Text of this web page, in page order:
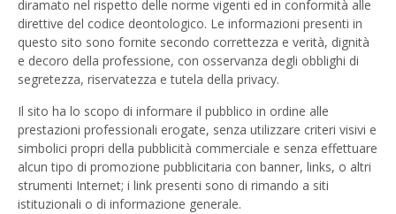
diramato nel rispetto delle norme vigenti ed in conformità alle
direttive del codice deontologico. Le informazioni presenti in
questo sito sono fornite secondo correttezza e verità, dignità
e decoro della professione, con osservanza degli obblighi di
segretezza, riservatezza e tutela della privacy.
Il sito ha lo scopo di informare il pubblico in ordine alle
prestazioni professionali erogate, senza utilizzare criteri visivi e
simbolici propri della pubblicità commerciale e senza effettuare
alcun tipo di promozione pubblicitaria con banner, links, o altri
strumenti Internet; i link presenti sono di rimando a siti
istituzionali o di informazione generale.